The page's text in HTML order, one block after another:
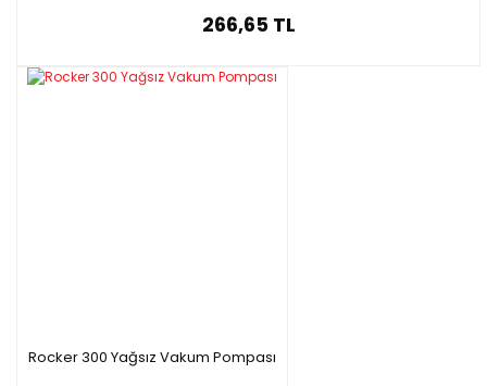
266,65 TL
Rocker 300 Yağsız Vakum Pompası